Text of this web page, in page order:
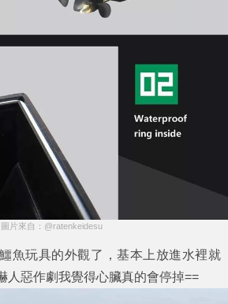
圖片來自：@ratenkeidesu
魚玩具的外觀了，基本上放進水裡就
人惡作劇我覺得心臟真的會停掉==